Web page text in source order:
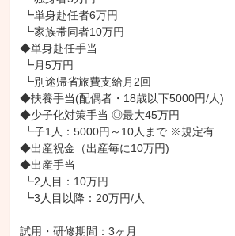
◆単身赴任手当
◆扶養手当(配偶者・18歳以下5000円/人)
◆少子化対策手当 ◎最大45万円
◆出産祝金（出産毎に10万円)
◆出産手当
試用・研修期間：3ヶ月